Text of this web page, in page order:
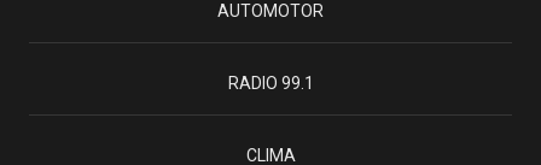
AUTOMOTOR
RADIO 99.1
CLIMA